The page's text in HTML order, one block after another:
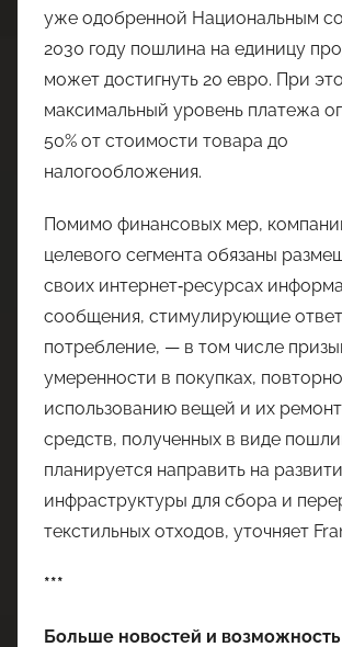
уже одобренной Национальным
2030 году пошлина на единицу
может достигнуть 20 евро. При
максимальный уровень платежа
50% от стоимости товара до
налогообложения.
Помимо финансовых мер,
целевого сегмента обязаны
своих интернет‑ресурсах
сообщения, стимулирующие
потребление, — в том числе
умеренности в покупках,
использованию вещей и их
средств, полученных в виде
планируется направить на
инфраструктуры для сбора и
текстильных отходов, уточняет
***
Больше новостей и возможность